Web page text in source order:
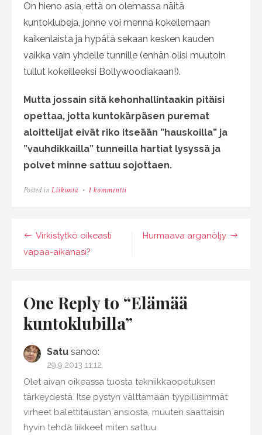
On hieno asia, että on olemassa näitä
kuntoklubeja, jonne voi mennä kokeilemaan
kaikenlaista ja hypätä sekaan kesken kauden
vaikka vain yhdelle tunnille (enhän olisi muutoin
tullut kokeilleeksi Bollywoodiakaan!).
Mutta jossain sitä kehonhallintaakin pitäisi
opettaa, jotta kuntokärpäsen puremat
aloittelijat eivät riko itseään ”hauskoilla” ja
”vauhdikkailla” tunneilla hartiat lysyssä ja
polvet minne sattuu sojottaen.
Posted in Liikunta 1 kommenttiartikkeliin
Artikkelien
selaus
Virkistytkö oikeasti
vapaa-aikanasi?
Hurmaava arganöljy
One Reply to “Elämää
kuntoklubilla”
Satu sanoo:
29.9.2013 11:12
Olet aivan oikeassa tuosta tekniikkaopetuksen
tärkeydestä. Itse pystyn välttämään tyypillisimmät
virheet balettitaustan ansiosta, muuten saattaisin
hyvin tehdä liikkeet miten sattuu.